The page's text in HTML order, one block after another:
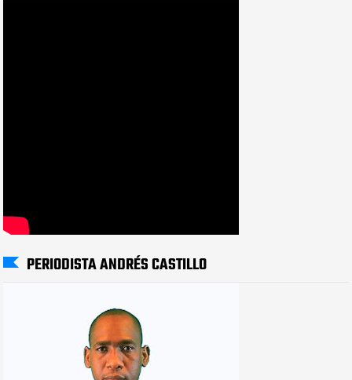
PERIODISTA ANDRÉS CASTILLO